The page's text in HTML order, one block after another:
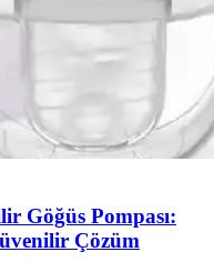
Göğüs Pompası:
Çözüm